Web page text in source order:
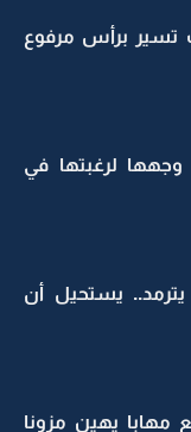
تسير برأس مرفوع
وجهها لرغبتها في
يستحيل أن
مهابا يهين مزونا